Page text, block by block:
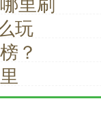
里刷
玩
？